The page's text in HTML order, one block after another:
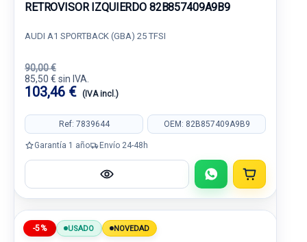
RETROVISOR IZQUIERDO 82B857409A9B9
AUDI A1 SPORTBACK (GBA) 25 TFSI
90,00 €
85,50 € sin IVA.
103,46 € (IVA incl.)
Ref: 7839644 OEM: 82B857409A9B9
Garantía 1 año Envío 24-48h
-5% USADO NOVEDAD